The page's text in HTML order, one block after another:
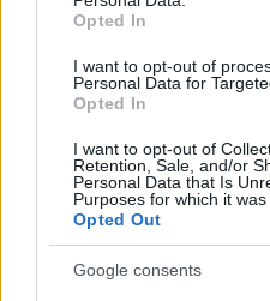
Opted In
I want to opt-out of
Personal Data for
Opted In
I want to opt-out of
Retention, Sale, and/or
Personal Data that Is
Purposes for which it was
Opted Out
Google consents
«Υπάρχει υλικό και
άνθρωπος αυτός και
δεν παραβιάζονται τα
είναι συγκεκριμένα τα
αστυνομικό τμήμα